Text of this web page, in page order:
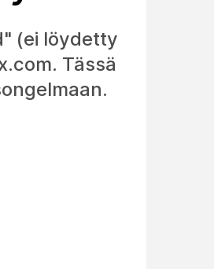
(ei löydetty
Tässä